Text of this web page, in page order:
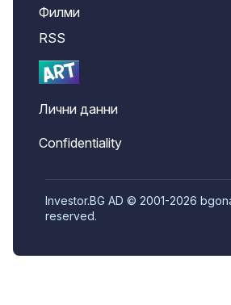
Филми
RSS
Лични данни
Confidentiality
Investor.BG AD © 2001-2026
reserved.